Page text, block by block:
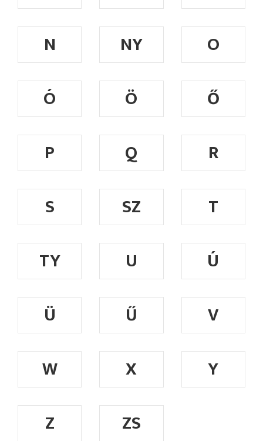
N
NY
O
Ó
Ö
Ő
P
Q
R
S
SZ
T
TY
U
Ú
Ü
Ű
V
W
X
Y
Z
ZS